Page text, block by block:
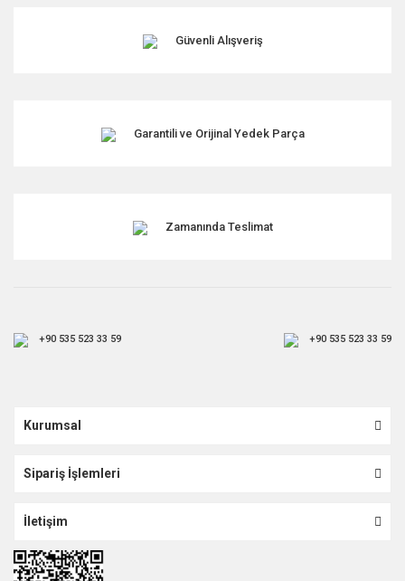
Güvenli Alışveriş
Garantili ve Orijinal Yedek Parça
Zamanında Teslimat
+90 535 523 33 59 +90 535 523 33 59
Kurumsal
Sipariş İşlemleri
İletişim